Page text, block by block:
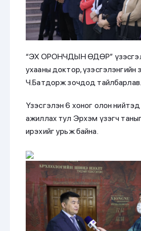
“ЭХ ОРОНЧДЫН ӨДӨР”
ухааны доктор, үзэсгэлэнгийн
Ч.Батдорж зочдод тайлбарлав.
Үзэсгэлэн 6 хоног олон
ажиллах тул Эрхэм үзэгч
ирэхийг урьж байна.